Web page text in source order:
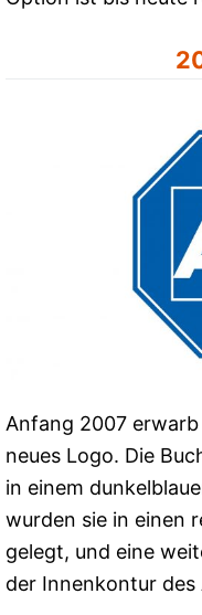
Anfang 2007
neues Logo. Die
in einem
wurden sie in einen
gelegt, und eine
der Innenkontur des